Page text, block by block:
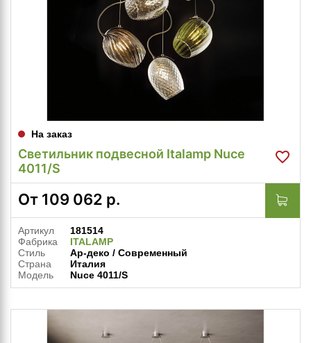
На заказ
Светильник подвесной Italamp Nuce
4011/S
От 109 062 р.
Артикул
181514
Фабрика
ITALAMP
Стиль
Ар-деко / Современный
Страна
Италия
Модель
Nuce 4011/S